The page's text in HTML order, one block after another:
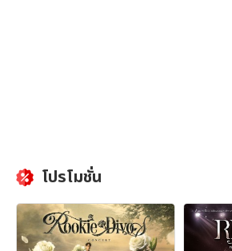
โปรโมชั่น